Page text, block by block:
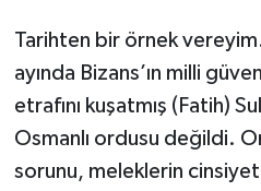
Tarihten bir örnek vereyim.
ayında Bizans’ın milli
etrafını kuşatmış (Fatih)
Osmanlı ordusu değildi.
sorunu, meleklerin